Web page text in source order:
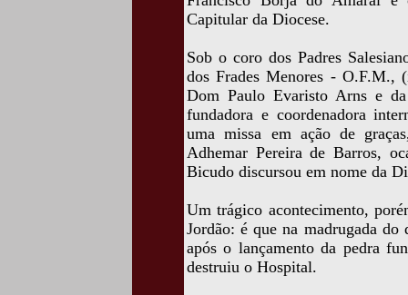
Capitular da Diocese.
Sob o coro dos Padres
dos Frades Menores - O.F.M.,
Dom Paulo Evaristo Arns e
fundadora e coordenadora
uma missa em ação de
Adhemar Pereira de Barros,
Bicudo discursou em nome da
Um trágico acontecimento,
Jordão: é que na madrugada
após o lançamento da pedra
destruiu o Hospital.